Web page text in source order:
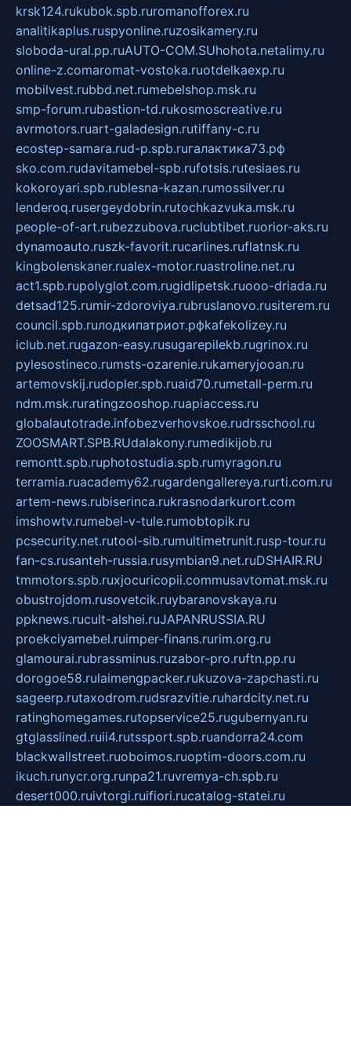
krsk124.rukubok.spb.ruromanofforex.ru
analitikaplus.ruspyonline.ruzosikamery.ru
sloboda-ural.pp.ruAUTO-COM.SUhohota.netalimy.ru
online-z.comaromat-vostoka.ruotdelkaexp.ru
mobilvest.rubbd.net.rumebelshop.msk.ru
smp-forum.rubastion-td.rukosmoscreative.ru
avrmotors.ruart-galadesign.rutiffany-c.ru
ecostep-samara.rud-p.spb.ruгалактика73.рф
sko.com.rudavitamebel-spb.rufotsis.rutesiaes.ru
kokoroyari.spb.rublesna-kazan.rumossilver.ru
lenderoq.rusergeydobrin.rutochkazvuka.msk.ru
people-of-art.rubezzubova.ruclubtibet.ruorior-aks.ru
dynamoauto.ruszk-favorit.rucarlines.ruflatnsk.ru
kingbolenskaner.rualex-motor.ruastroline.net.ru
act1.spb.rupolyglot.com.rugidlipetsk.ruooo-driada.ru
detsad125.rumir-zdoroviya.rubruslanovo.rusiterem.ru
council.spb.ruлодкипатриот.рфkafekolizey.ru
iclub.net.rugazon-easy.rusugarepilekb.rugrinox.ru
pylesostineco.rumsts-ozarenie.rukameryjooan.ru
artemovskij.rudopler.spb.ruaid70.rumetall-perm.ru
ndm.msk.ruratingzooshop.ruapiaccess.ru
globalautotrade.infobezverhovskoe.rudrsschool.ru
ZOOSMART.SPB.RUdalakony.rumedikijob.ru
remontt.spb.ruphotostudia.spb.rumyragon.ru
terramia.ruacademy62.rugardengallereya.rurti.com.ru
artem-news.rubiserinca.rukrasnodarkurort.com
imshowtv.rumebel-v-tule.rumobtopik.ru
pcsecurity.net.rutool-sib.rumultimetrunit.rusp-tour.ru
fan-cs.rusanteh-russia.rusymbian9.net.ruDSHAIR.RU
tmmotors.spb.ruxjocuricopii.commusavtomat.msk.ru
obustrojdom.rusovetcik.ruybaranovskaya.ru
ppknews.rucult-alshei.ruJAPANRUSSIA.RU
proekciyamebel.ruimper-finans.rurim.org.ru
glamourai.rubrassminus.ruzabor-pro.ruftn.pp.ru
dorogoe58.rulaimengpacker.rukuzova-zapchasti.ru
sageerp.rutaxodrom.rudsrazvitie.ruhardcity.net.ru
ratinghomegames.rutopservice25.rugubernyan.ru
gtglasslined.ruii4.rutssport.spb.ruandorra24.com
blackwallstreet.ruoboimos.ruoptim-doors.com.ru
ikuch.runycr.org.runpa21.ruvremya-ch.spb.ru
desert000.ruivtorgi.ruifiori.rucatalog-statei.ru